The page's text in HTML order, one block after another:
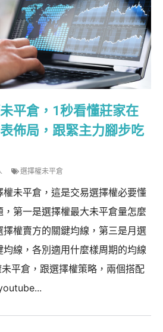
平倉，1秒看懂莊家在
佈局，跟緊主力腳步吃
選擇權未平倉
未平倉，這是交易選擇權必要懂
第一是選擇權最大未平倉量怎麼
權賣方的關鍵均線，第三是月選
線，各別適用什麼樣周期的均線
平倉，跟選擇權策略，兩個搭配